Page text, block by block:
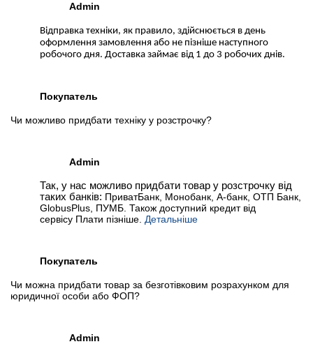
Admin
Відправка техніки, як правило, здійснюється в день
оформлення замовлення або не пізніше наступного
робочого дня. Доставка займає від 1 до 3 робочих днів.
Покупатель
Чи можливо придбати техніку у розстрочку?
Admin
Так, у нас можливо придбати товар у розстрочку від
таких банків: ПриватБанк, Монобанк, А-банк, ОТП Банк,
GlobusPlus, ПУМБ. Також доступний кредит від
сервісу Плати пізніше. Детальніше
Покупатель
Чи можна придбати товар за безготівковим розрахунком для
юридичної особи або ФОП?
Admin